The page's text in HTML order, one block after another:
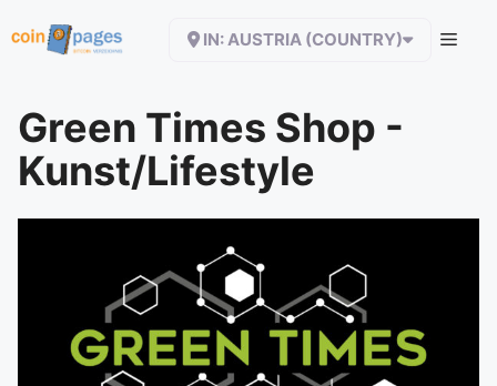
Inhalt
IN: AUSTRIA (COUNTRY)
Green Times Shop -
Kunst/Lifestyle